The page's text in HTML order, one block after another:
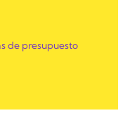
de presupuesto